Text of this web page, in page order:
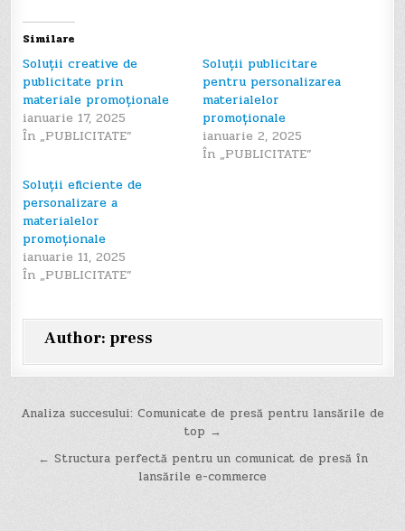
Similare
Soluții creative de
publicitate prin
materiale promoționale
ianuarie 17, 2025
În „PUBLICITATE”
Soluții publicitare
pentru personalizarea
materialelor
promoționale
ianuarie 2, 2025
În „PUBLICITATE”
Soluții eficiente de
personalizare a
materialelor
promoționale
ianuarie 11, 2025
În „PUBLICITATE”
Author: press
Navigare
articole
Analiza succesului: Comunicate de presă pentru lansările de
top →
← Structura perfectă pentru un comunicat de presă în
lansările e-commerce